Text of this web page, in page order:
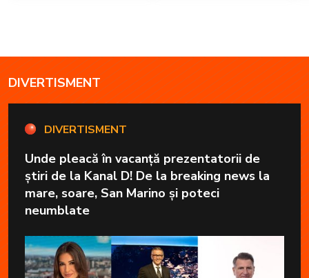
DIVERTISMENT
DIVERTISMENT
Unde pleacă în vacanță prezentatorii de
știri de la Kanal D! De la breaking news la
mare, soare, San Marino și poteci
neumblate